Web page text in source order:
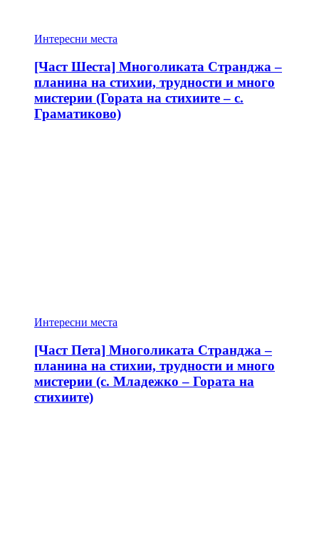
Интересни места
[Част Шеста] Многоликата Странджа –
планина на стихии, трудности и много
мистерии (Гората на стихиите – с.
Граматиково)
Интересни места
[Част Пета] Многоликата Странджа –
планина на стихии, трудности и много
мистерии (с. Младежко – Гората на
стихиите)